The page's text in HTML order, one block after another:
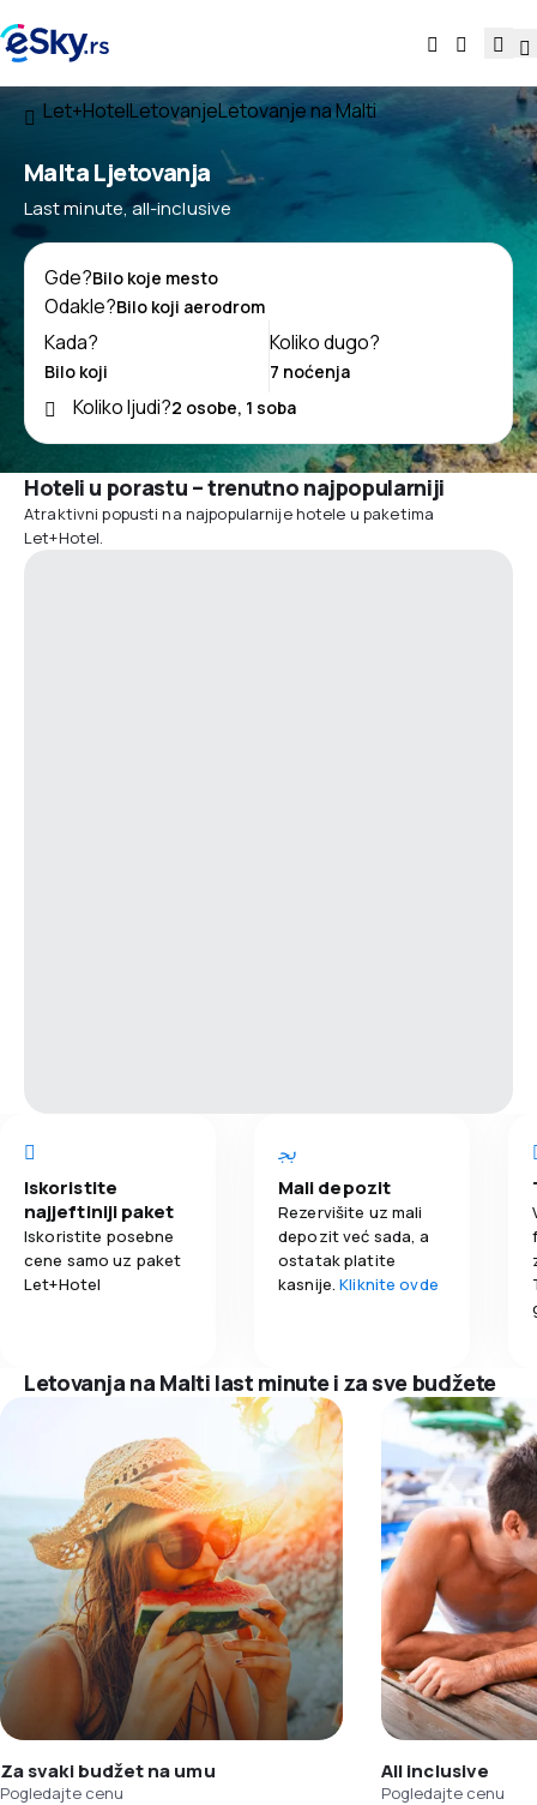
Let+HotelLetovanjeLetovanje na Malti
Malta Ljetovanja
Last minute, all-inclusive
Gde?
Odakle?
Kada?
Koliko dugo?
Koliko ljudi?
Hoteli u porastu – trenutno najpopularniji
Atraktivni popusti na najpopularnije hotele u paketima
Let+Hotel.
Iskoristite
najjeftiniji paket
Iskoristite posebne
cene samo uz paket
Let+Hotel
Mali depozit
Rezervišite uz mali
depozit već sada, a
ostatak platite
kasnije.Kliknite ovde
Letovanja na Malti last minute i za sve budžete
Za svaki budžet na umu
Pogledajte cenu
All inclusive
Pogledajte cenu